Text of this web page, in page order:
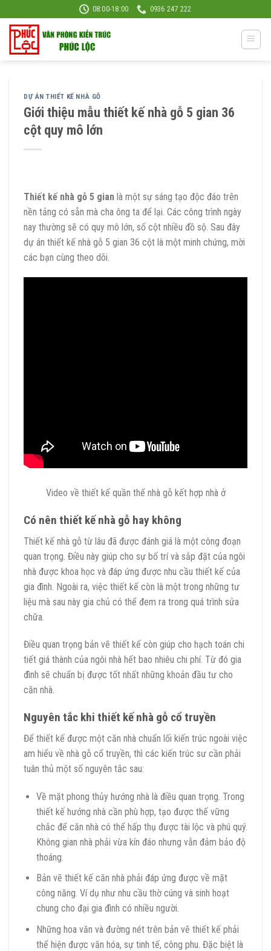
to
content
08:00-18:00 0936 247 222
DỰ ÁN THIẾT KẾ NHÀ GỖ
Giới thiệu mẫu thiết kế nhà gỗ 5 gian 36
cột quy mô lớn
Thiết kế nhà gỗ 5 gian là một sự sáng tạo độc đáo trên
nền tảng có sẵn mà cha ông ta để lại. Các công trình ngày
nay thường sẽ có quy mô lớn, số cột nhiều đồ sộ. Sau đây
dự án thiết kế nhà gỗ 5 gian 36 cột là một minh chứng, mời
các bạn cùng theo dõi.
Video về thiết kế quần thể nhà gỗ kết hợp nhà ở
Có nên thiết kế nhà gỗ hay không
Thiết kế nhà gỗ từ lâu đã được đánh giá là một công đoạn
quan trọng. Điều này giúp cho sự bố trí và sắp đặt của ngôi
nhà được khoa học và đáp ứng được nhu cầu thiết kế của
gia đình. Ngoài ra, việc thiết kế còn là một trong những tư
liệu mà sau này gia chủ có thể đem ra trong quá trình sửa
chữa.
Điều quan trọng bản vẽ thiết kế còn giúp cho hạch toán chi
tiết giá thành của ngôi nhà hết bao nhiêu chi phí. Từ đó gia
đình sẽ chuẩn bị được tốt nhất những khoản đầu tư cho
căn nhà.
Nguyên tắc khi thiết kế nhà gỗ cổ truyền
Để thiết kế được một căn nhà chuẩn lối kiến trúc ngoài việc
am hiểu về nhà gỗ cổ truyền, thì các kiến trúc sư cần phải
tuân thủ một số nguyên tắc sau:
Về mặt phong thủy hướng nhà là điều quan trọng. Trong
thiết kế hướng nhà cần phù hợp, tạo được thế vững
chắc để căn nhà có thể hấp thụ được tài lộc và phú quý.
Không gian nhà phải vừa kín đáo nhưng vẫn đảm bảo độ
thoáng.
Bản vẽ thiết kế căn nhà phải đáp ứng được về mặt
công năng. Ví dụ như nhu cầu thờ cúng và sinh hoạt
chung cho đại gia đình có nhiều người.
Những hoa văn và đường nét trên bản vẽ thiết kế phải
thể hiện được văn hóa, sự tinh tế, công phu. Đặc biệt là